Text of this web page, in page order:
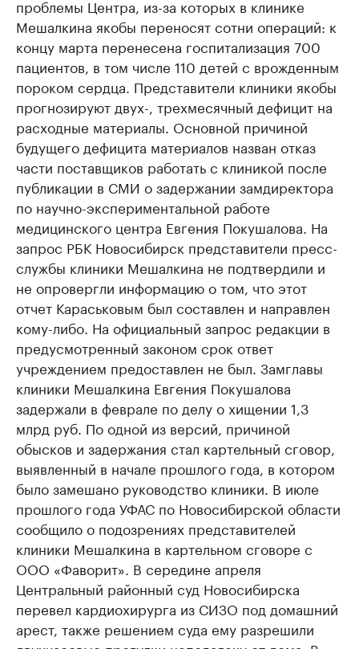
проблемы Центра, из-за которых в клинике
Мешалкина якобы переносят сотни операций: к
концу марта перенесена госпитализация 700
пациентов, в том числе 110 детей с врожденным
пороком сердца. Представители клиники якобы
прогнозируют двух-, трехмесячный дефицит на
расходные материалы. Основной причиной
будущего дефицита материалов назван отказ
части поставщиков работать с клиникой после
публикации в СМИ о задержании замдиректора
по научно-экспериментальной работе
медицинского центра Евгения Покушалова. На
запрос РБК Новосибирск представители пресс-
службы клиники Мешалкина не подтвердили и
не опровергли информацию о том, что этот
отчет Караськовым был составлен и направлен
кому-либо. На официальный запрос редакции в
предусмотренный законом срок ответ
учреждением предоставлен не был. Замглавы
клиники Мешалкина Евгения Покушалова
задержали в феврале по делу о хищении 1,3
млрд руб. По одной из версий, причиной
обысков и задержания стал картельный сговор,
выявленный в начале прошлого года, в котором
было замешано руководство клиники. В июле
прошлого года УФАС по Новосибирской области
сообщило о подозрениях представителей
клиники Мешалкина в картельном сговоре с
ООО «Фаворит». В середине апреля
Центральный районный суд Новосибирска
перевел кардиохирурга из СИЗО под домашний
арест, также решением суда ему разрешили